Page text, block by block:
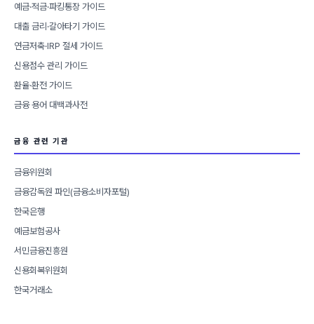
예금·적금·파킹통장 가이드
대출 금리·갈아타기 가이드
연금저축·IRP 절세 가이드
신용점수 관리 가이드
환율·환전 가이드
금융 용어 대백과사전
금융 관련 기관
금융위원회
금융감독원 파인(금융소비자포털)
한국은행
예금보험공사
서민금융진흥원
신용회복위원회
한국거래소